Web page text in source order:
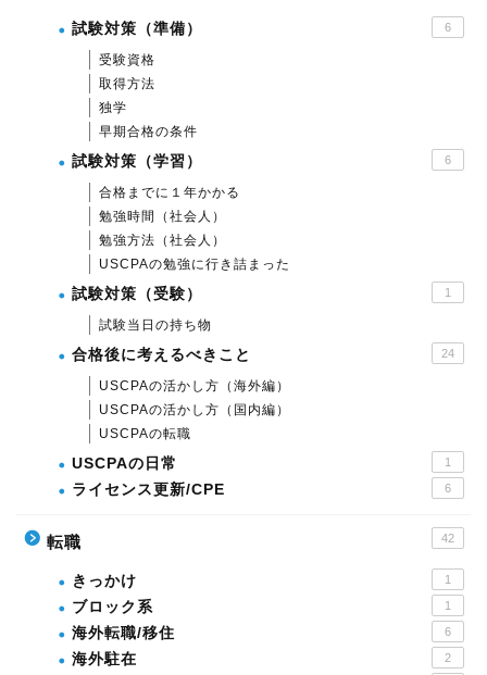
試験対策（準備） 6
受験資格
取得方法
独学
早期合格の条件
試験対策（学習） 6
合格までに１年かかる
勉強時間（社会人）
勉強方法（社会人）
USCPAの勉強に行き詰まった
試験対策（受験） 1
試験当日の持ち物
合格後に考えるべきこと 24
USCPAの活かし方（海外編）
USCPAの活かし方（国内編）
USCPAの転職
USCPAの日常 1
ライセンス更新/CPE 6
転職 42
きっかけ 1
ブロック系 1
海外転職/移住 6
海外駐在 2